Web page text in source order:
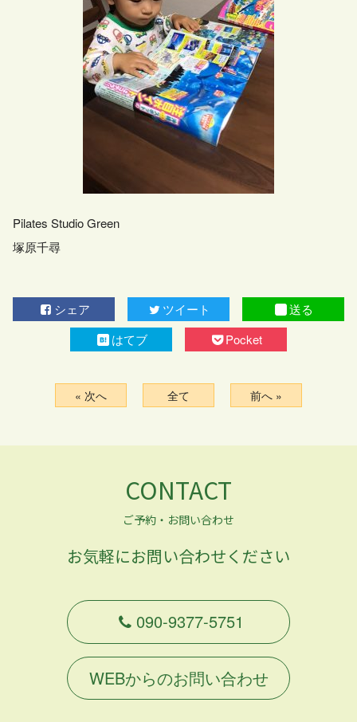
Pilates Studio Green
塚原千尋
シェア ツイート
送る
はてブ
Pocket
« 次へ 全て 前へ »
CONTACT
ご予約・お問い合わせ
お気軽にお問い合わせください
090-9377-5751
WEBからのお問い合わせ